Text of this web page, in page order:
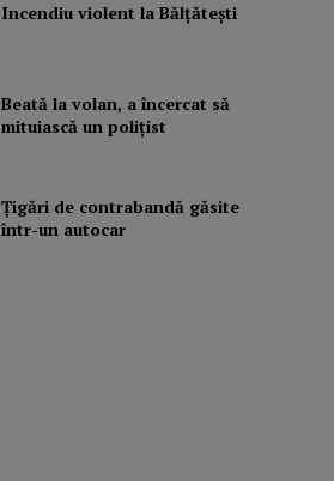
Incendiu violent la Bălţăteşti
Beată la volan, a încercat să
mituiască un poliţist
Ţigări de contrabandă găsite
într-un autocar